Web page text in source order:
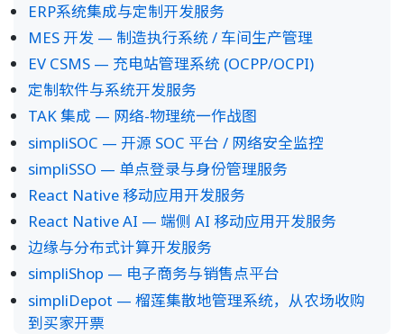
ERP系统集成与定制开发服务
MES 开发 — 制造执行系统 / 车间生产管理
EV CSMS — 充电站管理系统 (OCPP/OCPI)
定制软件与系统开发服务
TAK 集成 — 网络-物理统一作战图
simpliSOC — 开源 SOC 平台 / 网络安全监控
simpliSSO — 单点登录与身份管理服务
React Native 移动应用开发服务
React Native AI — 端侧 AI 移动应用开发服务
边缘与分布式计算开发服务
simpliShop — 电子商务与销售点平台
simpliDepot — 榴莲集散地管理系统，从农场收购
到买家开票